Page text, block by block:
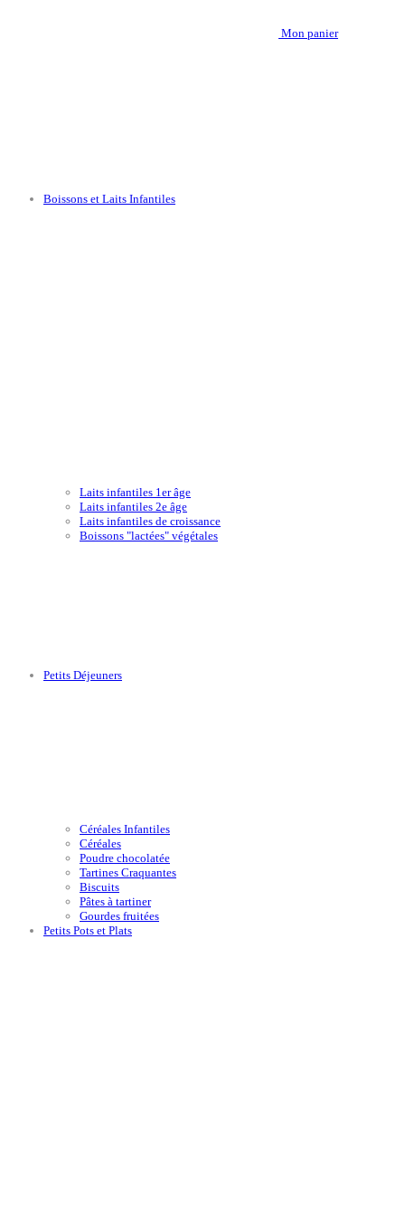
Mon panier
Boissons et Laits Infantiles
Laits infantiles 1er âge
Laits infantiles 2e âge
Laits infantiles de croissance
Boissons "lactées" végétales
Petits Déjeuners
Céréales Infantiles
Céréales
Poudre chocolatée
Tartines Craquantes
Biscuits
Pâtes à tartiner
Gourdes fruitées
Petits Pots et Plats